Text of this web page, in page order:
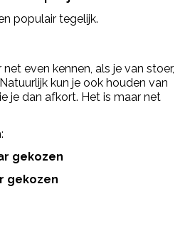
populair tegelijk.
even kennen, als je van stoer,
kun je ook houden van
je dan afkort. Het is maar net
gekozen
gekozen